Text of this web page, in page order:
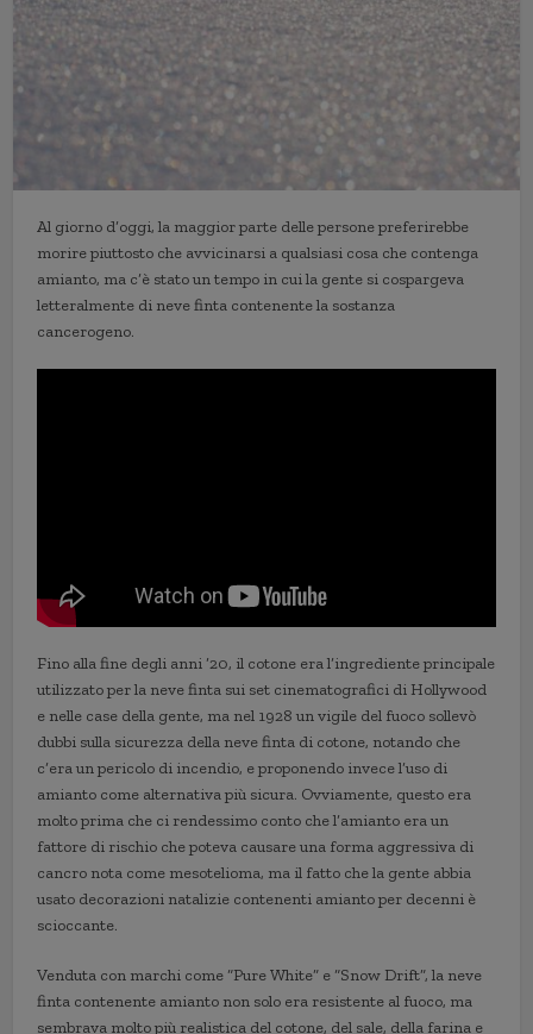
Al giorno d’oggi, la maggior parte delle persone preferirebbe
morire piuttosto che avvicinarsi a qualsiasi cosa che contenga
amianto, ma c’è stato un tempo in cui la gente si cospargeva
letteralmente di neve finta contenente la sostanza
cancerogeno.
Fino alla fine degli anni ’20, il cotone era l’ingrediente principale
utilizzato per la neve finta sui set cinematografici di Hollywood
e nelle case della gente, ma nel 1928 un vigile del fuoco sollevò
dubbi sulla sicurezza della neve finta di cotone, notando che
c’era un pericolo di incendio, e proponendo invece l’uso di
amianto come alternativa più sicura. Ovviamente, questo era
molto prima che ci rendessimo conto che l’amianto era un
fattore di rischio che poteva causare una forma aggressiva di
cancro nota come mesotelioma, ma il fatto che la gente abbia
usato decorazioni natalizie contenenti amianto per decenni è
scioccante.
Venduta con marchi come “Pure White” e “Snow Drift”, la neve
finta contenente amianto non solo era resistente al fuoco, ma
sembrava molto più realistica del cotone, del sale, della farina e